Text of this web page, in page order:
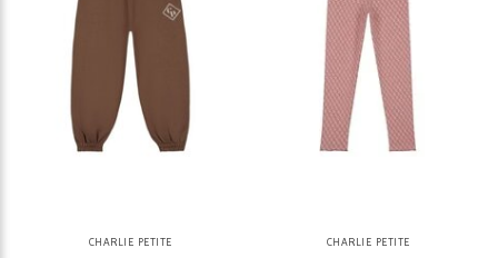
CHARLIE PETITE CHARLIE PETITE